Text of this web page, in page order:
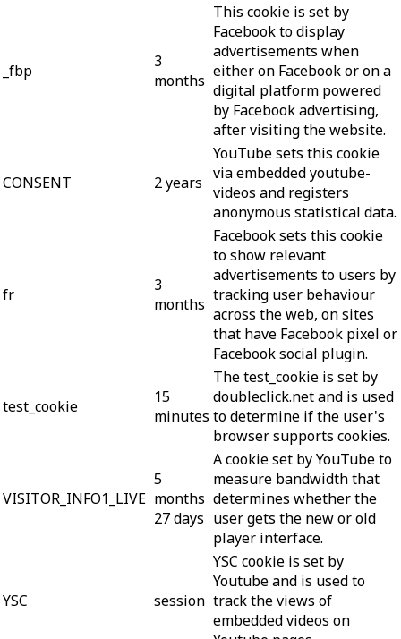
_fbp
3
months
This cookie is set by
Facebook to display
advertisements when
either on Facebook or on a
digital platform powered
by Facebook advertising,
after visiting the website.
CONSENT 2 years
YouTube sets this cookie
via embedded youtube-
videos and registers
anonymous statistical data.
fr
3
months
Facebook sets this cookie
to show relevant
advertisements to users by
tracking user behaviour
across the web, on sites
that have Facebook pixel or
Facebook social plugin.
test_cookie
15
minutes
The test_cookie is set by
doubleclick.net and is used
to determine if the user's
browser supports cookies.
VISITOR_INFO1_LIVE
5
months
27 days
A cookie set by YouTube to
measure bandwidth that
determines whether the
user gets the new or old
player interface.
YSC session
YSC cookie is set by
Youtube and is used to
track the views of
embedded videos on